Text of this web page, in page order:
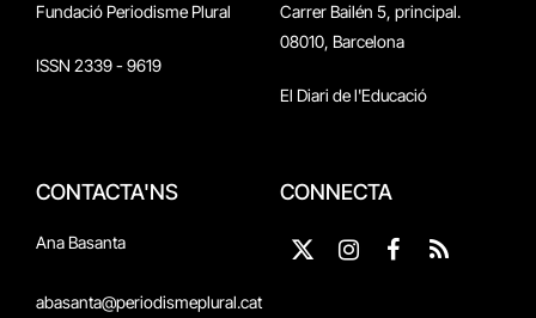
Fundació Periodisme Plural
ISSN 2339 - 9619
Carrer Bailén 5, principal.
08010, Barcelona
El Diari de l'Educació
CONTACTA'NS
Ana Basanta
abasanta@periodismeplural.cat
CONNECTA
X
Instagram
Facebook
RSS